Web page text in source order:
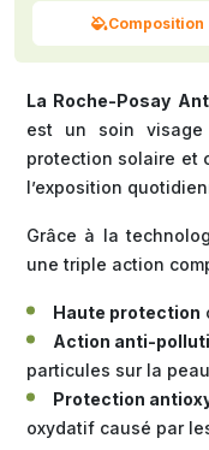
Composition
La Roche-Posay
est un soin
protection solaire et
l’exposition
Grâce à la
une triple action
Haute protection
Action anti-
particules sur la peau,
Protection
oxydatif causé par